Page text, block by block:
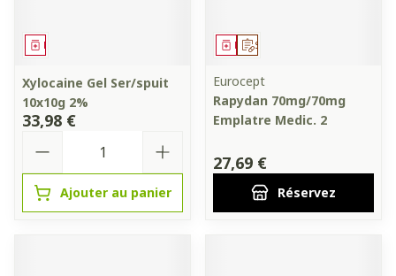
Médicament
Xylocaine Gel Ser/spuit
10x10g 2%
33,98 €
Ajouter au panier
Sur prescription
Médicament
Eurocept
Rapydan 70mg/70mg
Emplatre Medic. 2
27,69 €
Réservez